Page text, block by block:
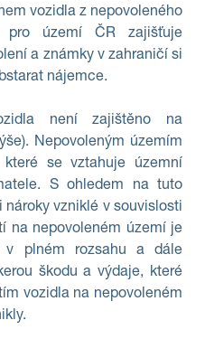
vozidla z nepovoleného
pro území ČR zajišťuje
a známky v zahraničí si
nájemce.
není zajištěno na
Nepovoleným územím
se vztahuje územní
S ohledem na tuto
vzniklé v souvislosti
na nepovoleném území je
v plném rozsahu a dále
škodu a výdaje, které
vozidla na nepovoleném